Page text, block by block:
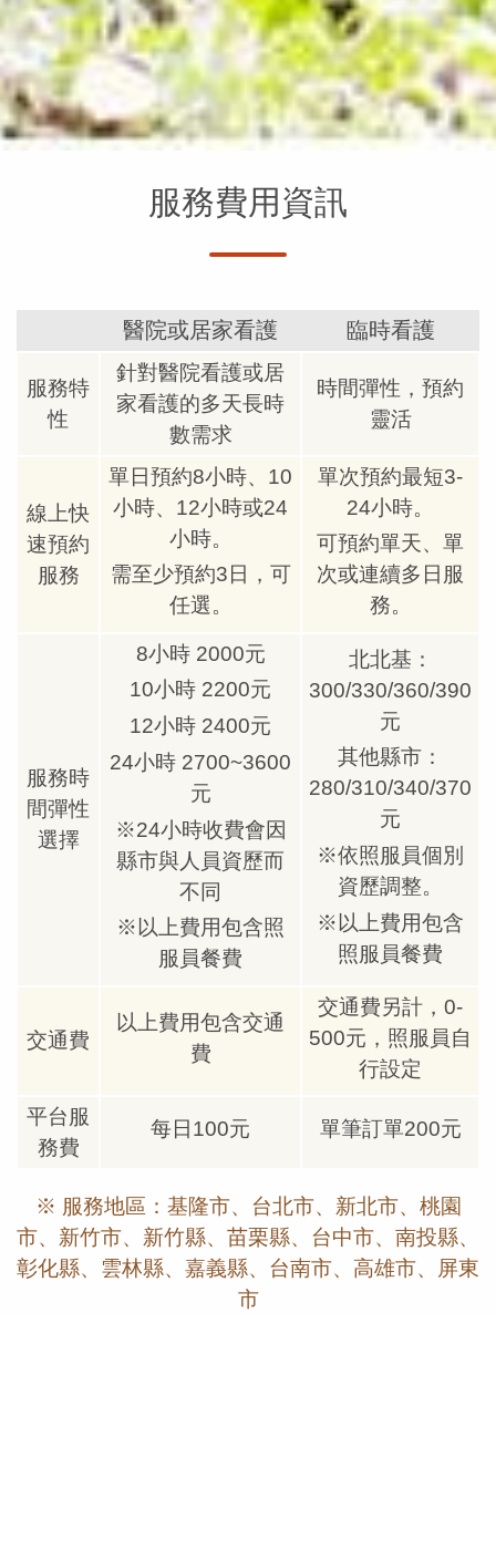
服務費用資訊
醫院或居家看護 臨時看護
服務特
性
針對醫院看護或居
家看護的多天長時
數需求
時間彈性，預約
靈活
線上快
速預約
服務
單日預約8小時、10
小時、12小時或24
小時。
需至少預約3日，可
任選。
單次預約最短3-
24小時。
可預約單天、單
次或連續多日服
務。
服務時
間彈性
選擇
8小時 2000元
10小時 2200元
12小時 2400元
24小時 2700~3600
元
※24小時收費會因
縣市與人員資歷而
不同
※以上費用包含照
服員餐費
北北基：
300/330/360/390
元
其他縣市：
280/310/340/370
元
※依照服員個別
資歷調整。
※以上費用包含
照服員餐費
交通費
以上費用包含交通
費
交通費另計，0-
500元，照服員自
行設定
平台服
務費
每日100元 單筆訂單200元
※ 服務地區：基隆市、台北市、新北市、桃園
市、新竹市、新竹縣、苗栗縣、台中市、南投縣、
彰化縣、雲林縣、嘉義縣、台南市、高雄市、屏東
市